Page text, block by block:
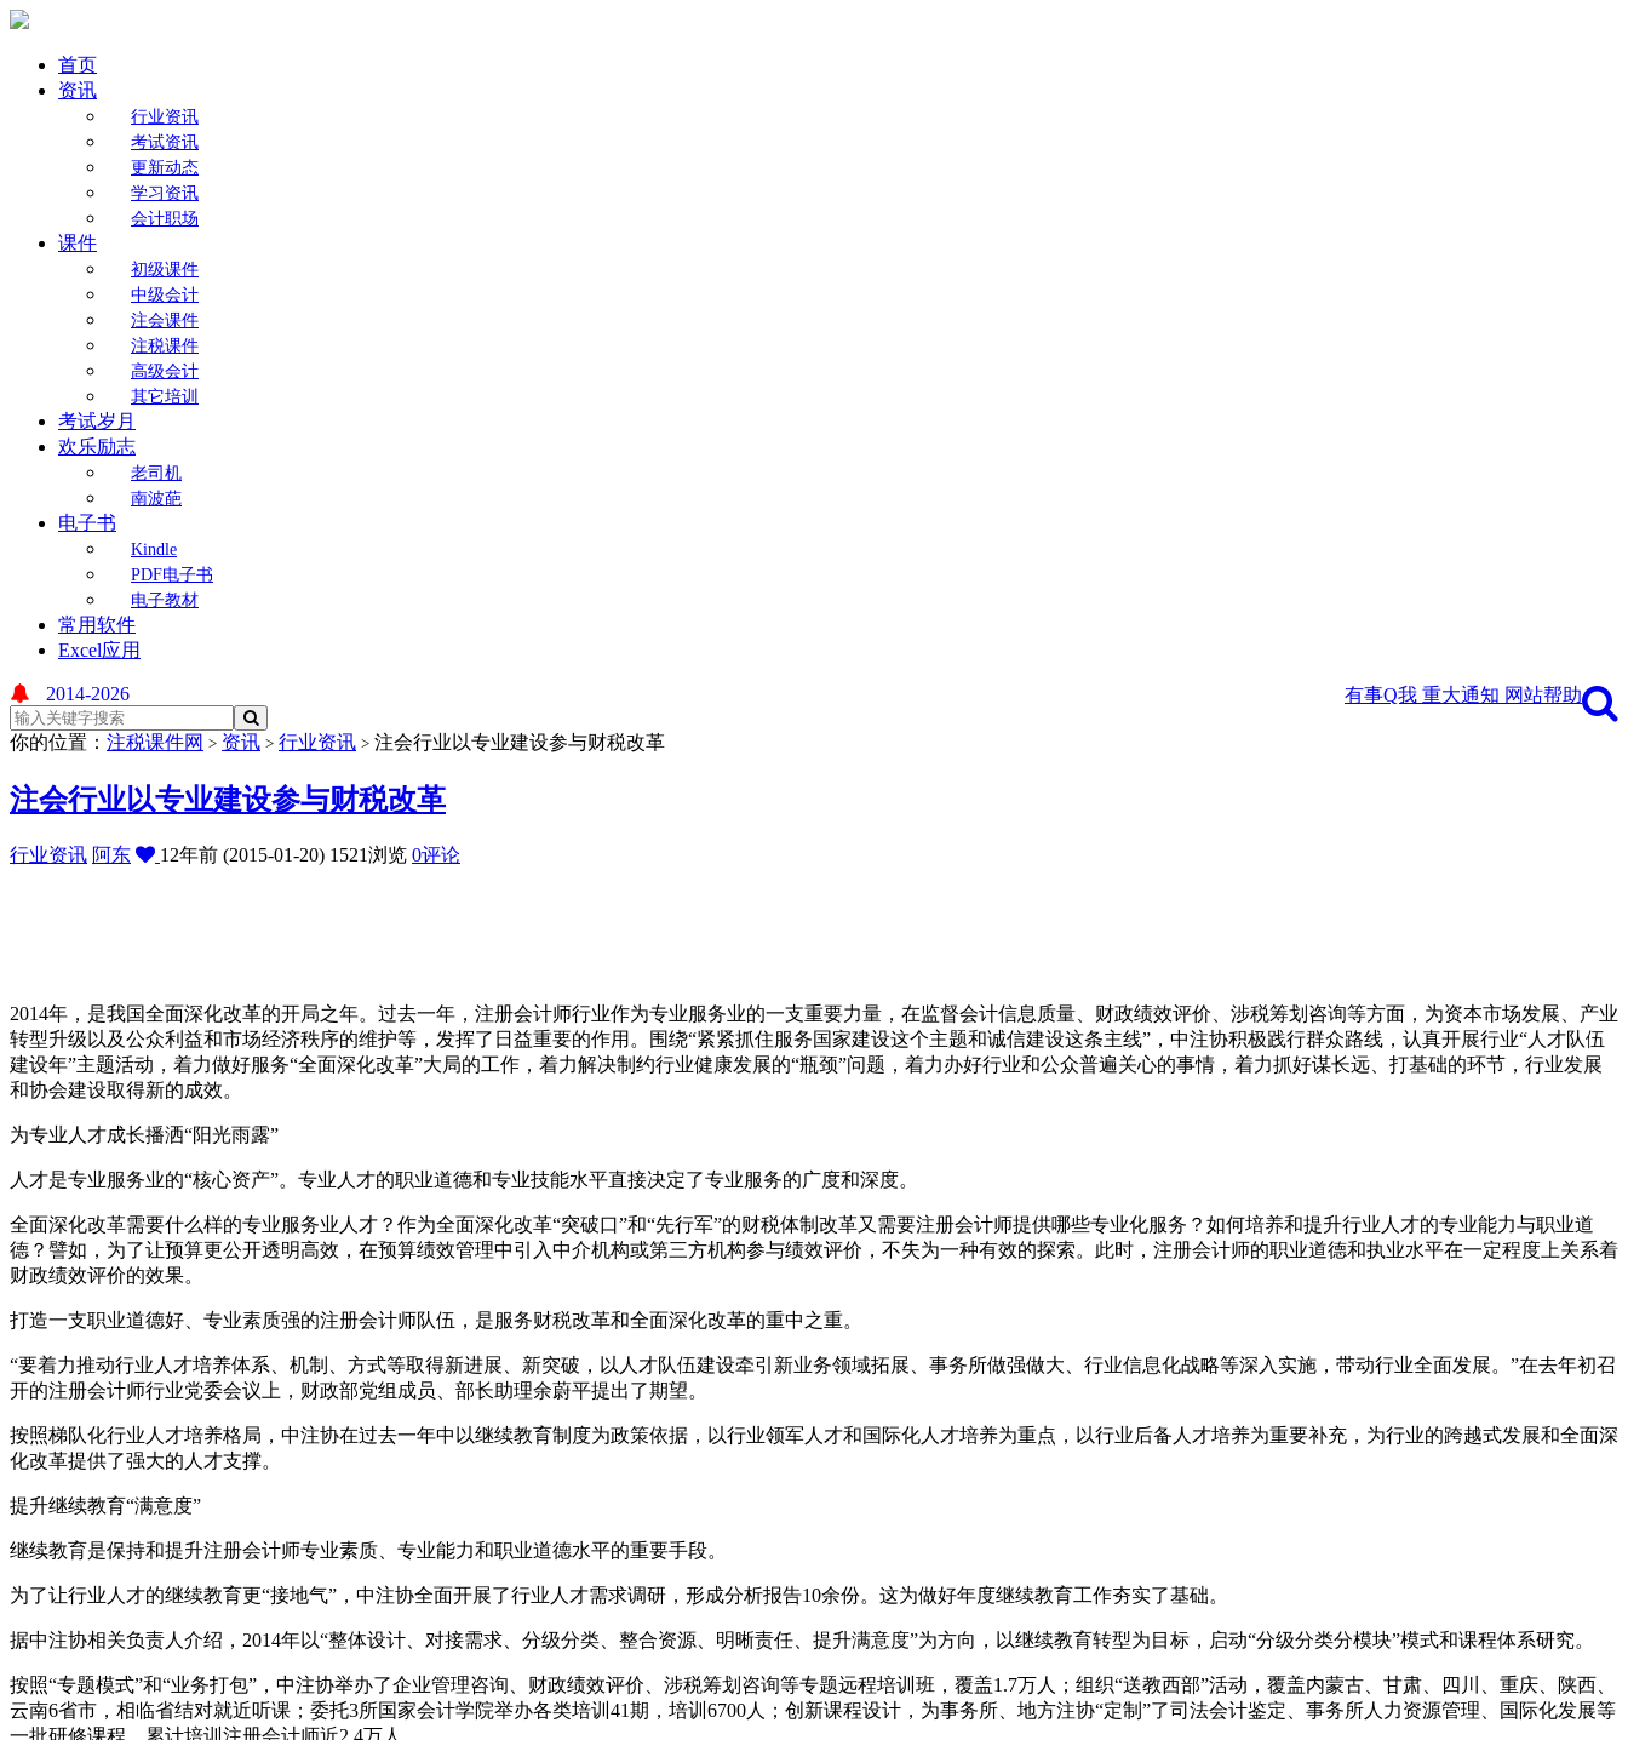
首页
资讯
行业资讯
考试资讯
更新动态
学习资讯
会计职场
课件
初级课件
中级会计
注会课件
注税课件
高级会计
其它培训
考试岁月
欢乐励志
老司机
南波葩
电子书
Kindle
PDF电子书
电子教材
常用软件
Excel应用
有事Q我 重大通知 网站帮助
2014-2026
你的位置： 注税课件网 > 资讯 > 行业资讯 > 注会行业以专业建设参与财税改革
注会行业以专业建设参与财税改革
行业资讯 阿东 12年前 (2015-01-20) 1521浏览 0评论
2014年，是我国全面深化改革的开局之年。过去一年，注册会计师行业作为专业服务业的一支重要力量，在监督会计信息质量、财政绩效评价、涉税筹划咨询等方面，为资本市场发展、产业
转型升级以及公众利益和市场经济秩序的维护等，发挥了日益重要的作用。围绕“紧紧抓住服务国家建设这个主题和诚信建设这条主线”，中注协积极践行群众路线，认真开展行业“人才队伍
建设年”主题活动，着力做好服务“全面深化改革”大局的工作，着力解决制约行业健康发展的“瓶颈”问题，着力办好行业和公众普遍关心的事情，着力抓好谋长远、打基础的环节，行业发展
和协会建设取得新的成效。
为专业人才成长播洒“阳光雨露”
人才是专业服务业的“核心资产”。专业人才的职业道德和专业技能水平直接决定了专业服务的广度和深度。
全面深化改革需要什么样的专业服务业人才？作为全面深化改革“突破口”和“先行军”的财税体制改革又需要注册会计师提供哪些专业化服务？如何培养和提升行业人才的专业能力与职业道
德？譬如，为了让预算更公开透明高效，在预算绩效管理中引入中介机构或第三方机构参与绩效评价，不失为一种有效的探索。此时，注册会计师的职业道德和执业水平在一定程度上关系着
财政绩效评价的效果。
打造一支职业道德好、专业素质强的注册会计师队伍，是服务财税改革和全面深化改革的重中之重。
“要着力推动行业人才培养体系、机制、方式等取得新进展、新突破，以人才队伍建设牵引新业务领域拓展、事务所做强做大、行业信息化战略等深入实施，带动行业全面发展。”在去年初召
开的注册会计师行业党委会议上，财政部党组成员、部长助理余蔚平提出了期望。
按照梯队化行业人才培养格局，中注协在过去一年中以继续教育制度为政策依据，以行业领军人才和国际化人才培养为重点，以行业后备人才培养为重要补充，为行业的跨越式发展和全面深
化改革提供了强大的人才支撑。
提升继续教育“满意度”
继续教育是保持和提升注册会计师专业素质、专业能力和职业道德水平的重要手段。
为了让行业人才的继续教育更“接地气”，中注协全面开展了行业人才需求调研，形成分析报告10余份。这为做好年度继续教育工作夯实了基础。
据中注协相关负责人介绍，2014年以“整体设计、对接需求、分级分类、整合资源、明晰责任、提升满意度”为方向，以继续教育转型为目标，启动“分级分类分模块”模式和课程体系研究。
按照“专题模式”和“业务打包”，中注协举办了企业管理咨询、财政绩效评价、涉税筹划咨询等专题远程培训班，覆盖1.7万人；组织“送教西部”活动，覆盖内蒙古、甘肃、四川、重庆、陕西、
云南6省市，相临省结对就近听课；委托3所国家会计学院举办各类培训41期，培训6700人；创新课程设计，为事务所、地方注协“定制”了司法会计鉴定、事务所人力资源管理、国际化发展等
一批研修课程，累计培训注册会计师近2.4万人。